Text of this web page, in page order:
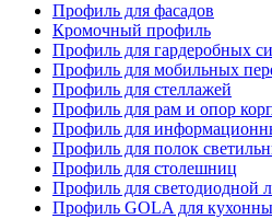
Профиль для фасадов
Кромочный профиль
Профиль для гардеробных
Профиль для мобильных
Профиль для стеллажей
Профиль для рам и опор
Профиль для
Профиль для полок
Профиль для столешниц
Профиль для светодиодной
Профиль GOLA для